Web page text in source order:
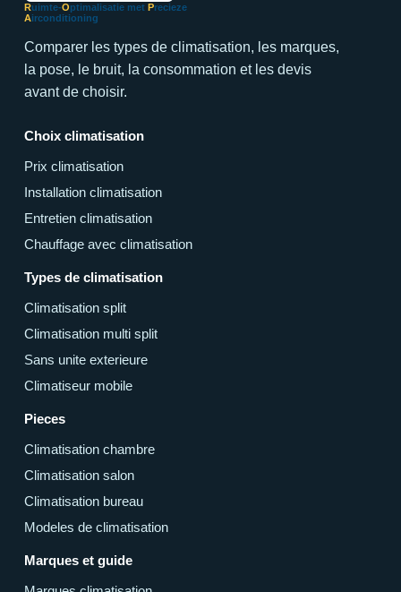
Ruimte-Optimalisatie met Precieze
Airconditioning
Comparer les types de climatisation, les marques,
la pose, le bruit, la consommation et les devis
avant de choisir.
Choix climatisation
Prix climatisation
Installation climatisation
Entretien climatisation
Chauffage avec climatisation
Types de climatisation
Climatisation split
Climatisation multi split
Sans unite exterieure
Climatiseur mobile
Pieces
Climatisation chambre
Climatisation salon
Climatisation bureau
Modeles de climatisation
Marques et guide